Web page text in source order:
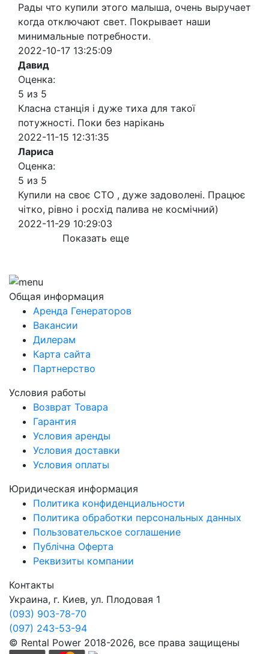
Рады что купили этого малыша, очень выручает
когда отключают свет. Покрывает наши
минимальные потребности.
2022-10-17 13:25:09
Давид
Оценка:
5 из 5
Класна станція і дуже тиха для такої
потужності. Поки без нарікань
2022-11-15 12:31:35
Лариса
Оценка:
5 из 5
Купили на своє СТО , дуже задоволені. Працює
чітко, рівно і росхід палива не космічний)
2022-11-29 10:29:03
Показать еще
Общая информация
Аренда Генераторов
Вакансии
Дилерам
Карта сайта
Партнерство
Условия работы
Возврат Товара
Гарантия
Условия аренды
Условия доставки
Условия оплаты
Юридическая информация
Политика конфиденциальности
Политика обработки персональных данных
Пользовательское соглашение
Публічна Оферта
Реквизиты компании
Контакты
Украина, г. Киев, ул. Плодовая 1
(093) 903-78-70
(097) 243-53-94
© Rental Power 2018-2026, все права защищены